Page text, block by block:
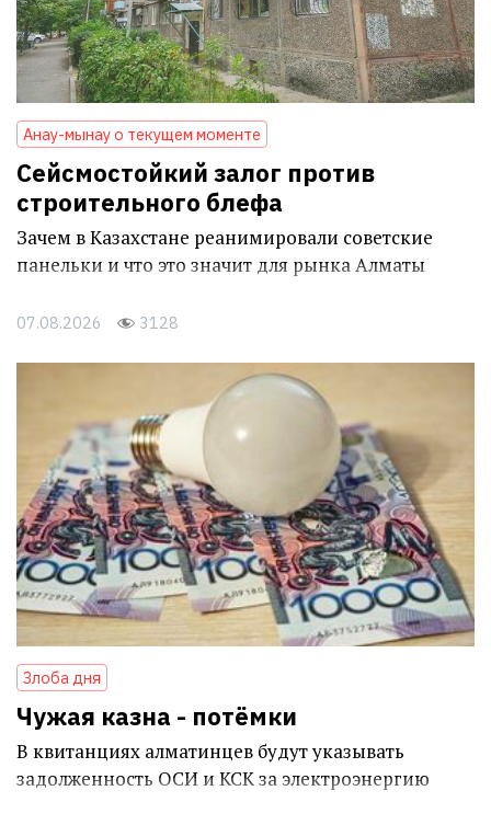
Анау-мынау о текущем моменте
Сейсмостойкий залог против
строительного блефа
Зачем в Казахстане реанимировали советские
панельки и что это значит для рынка Алматы
07.08.2026 3128
Злоба дня
Чужая казна - потёмки
В квитанциях алматинцев будут указывать
задолженность ОСИ и КСК за электроэнергию